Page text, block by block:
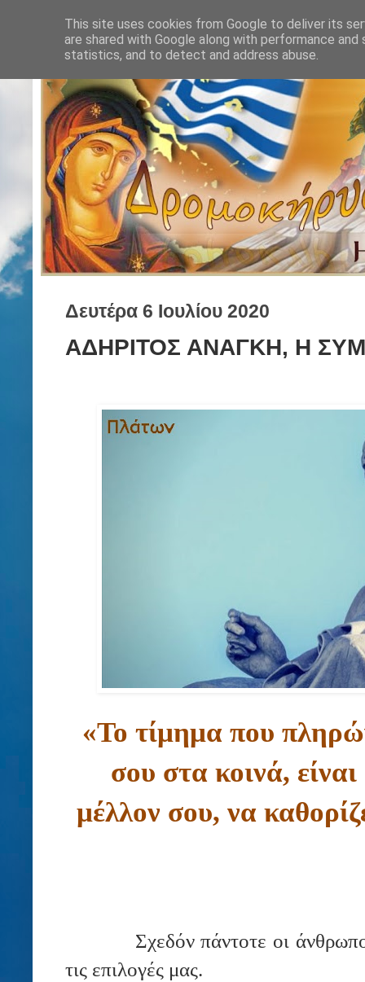
Δευτέρα 6 Ιουλίου 2020
ΑΔΗΡΙΤΟΣ ΑΝΑΓΚΗ, Η
«Το τίμημα που
σου στα κοινά,
μέλλον σου, να
Σχεδόν πάντοτε οι
τις επιλογές μας.
This site uses cookies from Google to deliver its
are shared with Google along with performance
statistics, and to detect and address abuse.